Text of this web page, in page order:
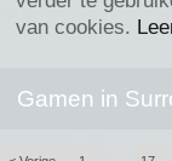
van cookies.
Gamen in